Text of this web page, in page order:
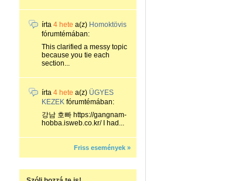
írta 4 hete a(z) Homoktövis
fórumtémában:
This clarified a messy topic
because you tie each
section...
írta 4 hete a(z) ÜGYES
KEZEK fórumtémában:
강남 호빠 https://gangnam-
hobba.isweb.co.kr/ I had...
Friss események »